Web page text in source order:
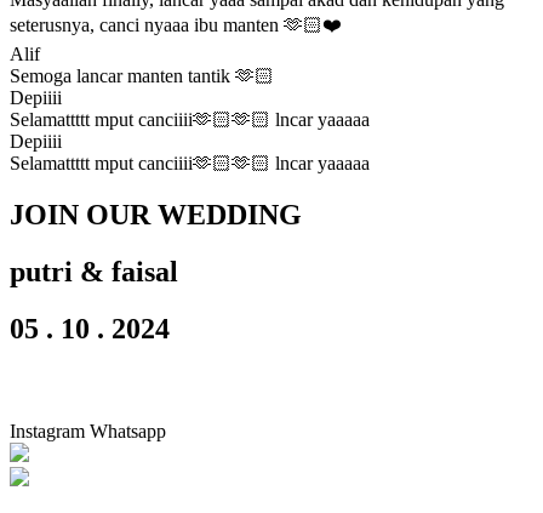
seterusnya, canci nyaaa ibu manten 🫶🏻❤️
Alif
Semoga lancar manten tantik 🫶🏻
Depiiii
Selamattttt mput canciiii🫶🏻🫶🏻 lncar yaaaaa
Depiiii
Selamattttt mput canciiii🫶🏻🫶🏻 lncar yaaaaa
JOIN OUR WEDDING
putri & faisal
05 . 10 . 2024
Instagram Whatsapp